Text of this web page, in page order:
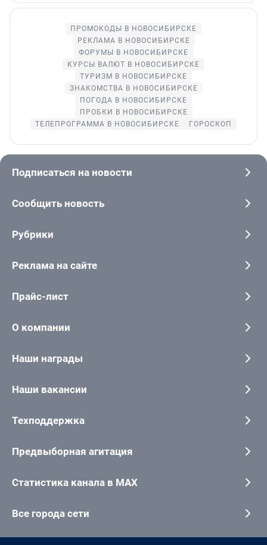
ПРОМОКОДЫ В НОВОСИБИРСКЕ
РЕКЛАМА В НОВОСИБИРСКЕ
ФОРУМЫ В НОВОСИБИРСКЕ
КУРСЫ ВАЛЮТ В НОВОСИБИРСКЕ
ТУРИЗМ В НОВОСИБИРСКЕ
ЗНАКОМСТВА В НОВОСИБИРСКЕ
ПОГОДА В НОВОСИБИРСКЕ
ПРОБКИ В НОВОСИБИРСКЕ
ТЕЛЕПРОГРАММА В НОВОСИБИРСКЕ
ГОРОСКОП
Подписаться на новости
Сообщить новость
Рубрики
Реклама на сайте
Прайс-лист
О компании
Наши награды
Наши вакансии
Техподдержка
Предвыборная агитация
Статистика канала в MAX
Все города сети